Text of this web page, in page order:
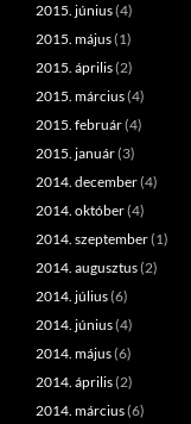
2015. június(4)
2015. május(1)
2015. április(2)
2015. március(4)
2015. február(4)
2015. január(3)
2014. december(4)
2014. október(4)
2014. szeptember(1)
2014. augusztus(2)
2014. július(6)
2014. június(4)
2014. május(6)
2014. április(2)
2014. március(6)